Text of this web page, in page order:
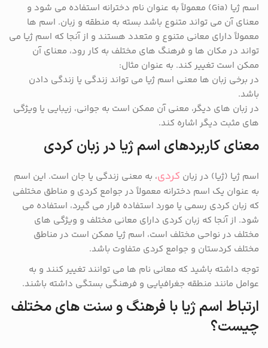
اسم ژیا (Gia) معمولاً به عنوان نام دخترانه استفاده می شود و
معنای آن می تواند متنوع باشد بسته به منطقه و زبان. اسم ها
معمولاً دارای معانی متنوع و متعدد هستند و از آنجا که اسم ژیا می
تواند در مکان ها و فرهنگ های مختلف به کار رود، معنای آن
ممکن است تغییر کند. به عنوان مثال:
در برخی زبان ها معنی اسم ژیا می تواند زندگی یا زندگی دادن
باشد.
در زبان های دیگر، معنی آن ممکن است به جوانی، زیبایی یا ویژگی
های مثبت دیگر اشاره کند.
معنای کاربردهای اسم ژیا در زبان کردی
اسم ژیا (ژیا) در زبان کردی، به معنی زندگی یا جان است. این اسم
به عنوان یک اسم دخترانه معمولاً در جوامع کردی و مناطق مختلفی
که زبان کردی رسمی یا مورد استفاده قرار می گیرد، استفاده می
شود. از آنجا که زبان کردی دارای معانی مختلف و ویژگی های
مختلف در نواحی مختلف است، اسم ژیا ممکن است در مناطق
مختلف کردستان و جوامع کردی متفاوت باشد.
توجه داشته باشید که معانی نام ها می توانند تغییر کنند و به
عوامل مانند منطقه جغرافیایی و فرهنگی بستگی داشته باشند.
ارتباط اسم ژیا با فرهنگ و سنت های مختلف
چیست؟